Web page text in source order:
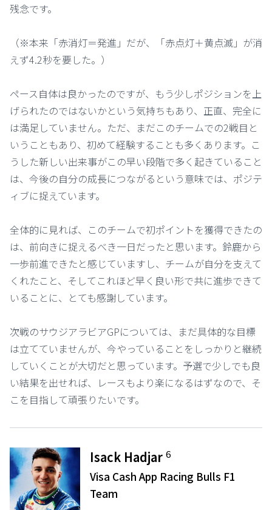
残念です。
（※本来「赤消灯＝発進」だが、「赤点灯＋黄点滅」が消
えず4.2秒を要した。）
ペース自体は良かったのですが、もう少しポジションを上
げられたのではないかという気持ちもあり、正直、完全に
は満足していません。ただ、まだこのチームでの2戦目と
いうこともあり、初めて経験することも多くあります。こ
うした新しい出来事がこの早い段階で多く起きていること
は、今後の自分の成長につながるという意味では、ポジテ
ィブに捉えています。
全体的に見れば、このチームで初ポイントを獲得できたの
は、前向きに捉えるべき一日だったと思います。鈴鹿から
一歩前進できたと感じていますし、チームが自分を支えて
くれたこと、そしてこれほど早く良い形で共に進歩できて
いることに、とても感謝しています。
次戦のサウジアラビアGPについては、まだ具体的な目標
は立てていませんが、今やっていることをしっかりと継続
していくことが大切だと思っています。予選で少しでも良
い結果を出せれば、レースもより楽になるはずなので、そ
こを目指して頑張りたいです。
Isack Hadjar6
Visa Cash App Racing Bulls F1
Team